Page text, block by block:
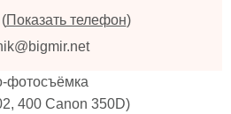
(Показать телефон)
фотосъёмка
400 Canon 350D)